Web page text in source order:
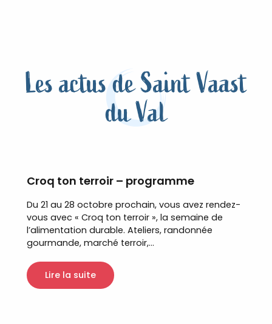
Les actus de Saint Vaast
du Val
Croq ton terroir – programme
Du 21 au 28 octobre prochain, vous avez rendez-
vous avec « Croq ton terroir », la semaine de
l’alimentation durable. Ateliers, randonnée
gourmande, marché terroir,...
Lire la suite